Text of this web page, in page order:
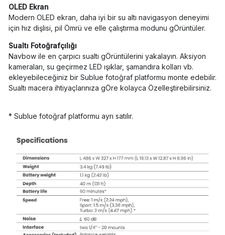
OLED Ekran
Modern OLED ekran, daha iyi bir su altı navigasyon deneyimi
için hız dişlisi, pil Ömrü ve elle çalıştırma modunu gÖrüntüler.
Sualtı Fotoğrafçılığı
Navbow ile en çarpıcı sualtı gÖrüntülerini yakalayın. Aksiyon
kameraları, su geçirmez LED ışıklar, şamandıra kolları vb.
ekleyebileceğiniz bir Sublue fotoğraf platformu monte edebilir.
Sualtı macera ihtiyaçlarınıza gÖre kolayca Özelleştirebilirsiniz.
* Sublue fotoğraf platformu ayrı satılır.